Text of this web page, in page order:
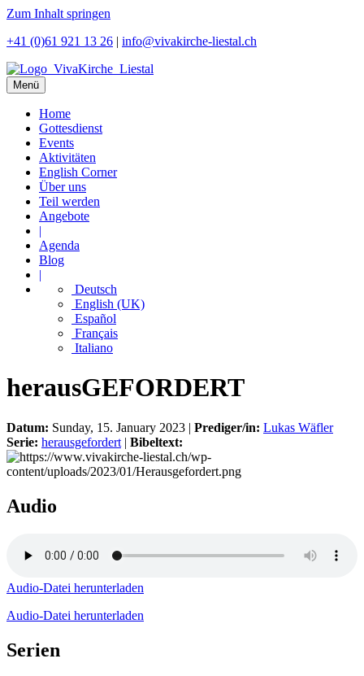
Zum Inhalt springen
+41 (0)61 921 13 26 | info@vivakirche-liestal.ch
Menü
Home
Gottesdienst
Events
Aktivitäten
English Corner
Über uns
Teil werden
Angebote
|
Agenda
Blog
|
Deutsch
English (UK)
Español
Français
Italiano
herausGEFORDERT
Datum: Sunday, 15. January 2023 | Prediger/in: Lukas Wäfler
Serie: herausgefordert | Bibeltext:
Audio
Audio-Datei herunterladen
Audio-Datei herunterladen
Serien